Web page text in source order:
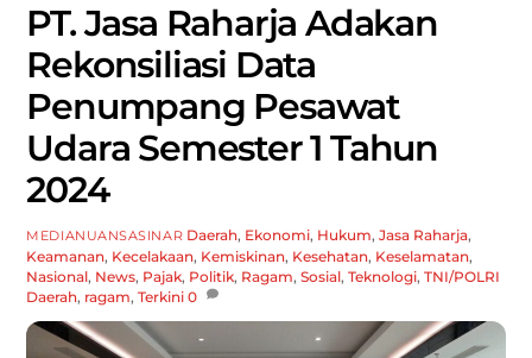
PT. Jasa Raharja Adakan
Rekonsiliasi Data
Penumpang Pesawat
Udara Semester 1 Tahun
2024
MEDIANUANSASINAR Daerah, Ekonomi, Hukum,Jasa Raharja,
Keamanan, Kecelakaan, Kemiskinan, Kesehatan, Keselamatan,
Nasional, News, Pajak, Politik, Ragam,Sosial,Teknologi,TNI/POLRI
Daerah, ragam,Terkini 0